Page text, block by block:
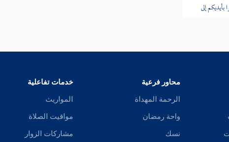
إلى
محاور فرعية
الرحمة المهداة
واحة رمضان
نسك
خدمات تفاعلية
المواريث
مواقيت الصلاة
مشاركات الزوار